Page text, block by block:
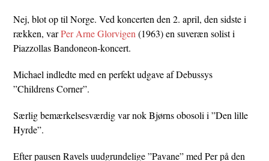
Nej, blot op til Norge. Ved koncerten den 2. april, den sidste i
rækken, varPer Arne Glorvigen (1963) en suveræn solist i
Piazzollas Bandoneon-koncert.
Michael indledte med en perfekt udgave af Debussys
”Childrens Corner”.
Særlig bemærkelsesværdig var nok Bjørns obosoli i ”Den lille
Hyrde”.
Efter pausen Ravels uudgrundelige ”Pavane” med Per på den